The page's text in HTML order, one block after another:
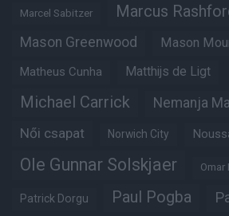
Marcel Sabitzer Marcus
Mason Greenwood Mason
Matheus Cunha Matthijs de Ligt
Michael Carrick Nemanja
Női csapat Norwich City
Ole Gunnar Solskjaer Omar
Patrick Dorgu Paul Pogba